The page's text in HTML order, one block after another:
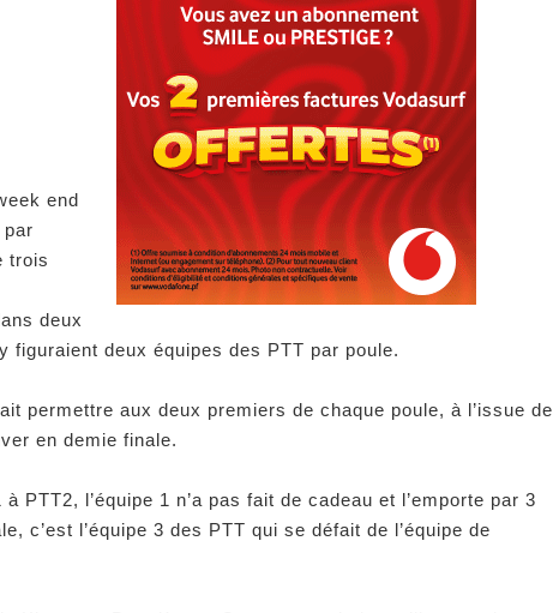
end
trois
deux
figuraient deux équipes des PTT par poule.
permettre aux deux premiers de chaque poule, à l’issue de
en demie finale.
PTT2, l’équipe 1 n’a pas fait de cadeau et l’emporte par 3
c’est l’équipe 3 des PTT qui se défait de l’équipe de